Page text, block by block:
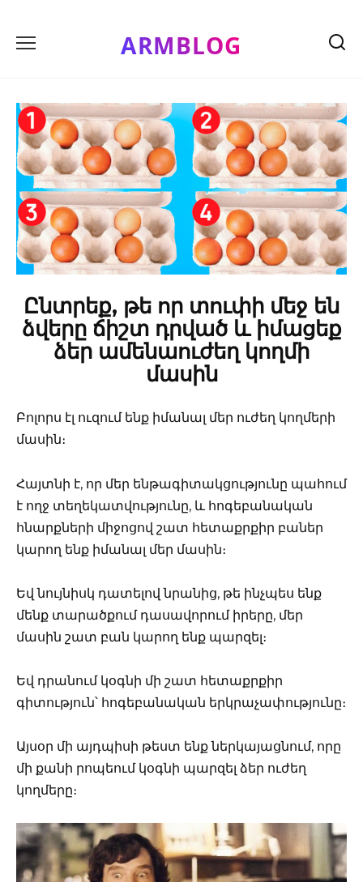
content
ARMBLOG
Ընտրեք, թե որ տուփի մեջ են
ձվերը ճիշտ դրված և իմացեք
ձեր ամենաուժեղ կողմի
մասին
Բոլորս էլ ուզում ենք իմանալ մեր ուժեղ կողմերի
մասին։
Հայտնի է, որ մեր ենթագիտակցությունը պահում
է ողջ տեղեկատվությունը, և հոգեբանական
հնարքների միջոցով շատ հետաքրքիր բաներ
կարող ենք իմանալ մեր մասին։
Եվ նույնիսկ դատելով նրանից, թե ինչպես ենք
մենք տարածքում դասավորում իրերը, մեր
մասին շատ բան կարող ենք պարզել։
Եվ դրանում կօգնի մի շատ հետաքրքիր
գիտություն՝ հոգեբանական երկրաչափությունը։
Այսօր մի այդպիսի թեստ ենք ներկայացնում, որը
մի քանի րոպեում կօգնի պարզել ձեր ուժեղ
կողմերը։